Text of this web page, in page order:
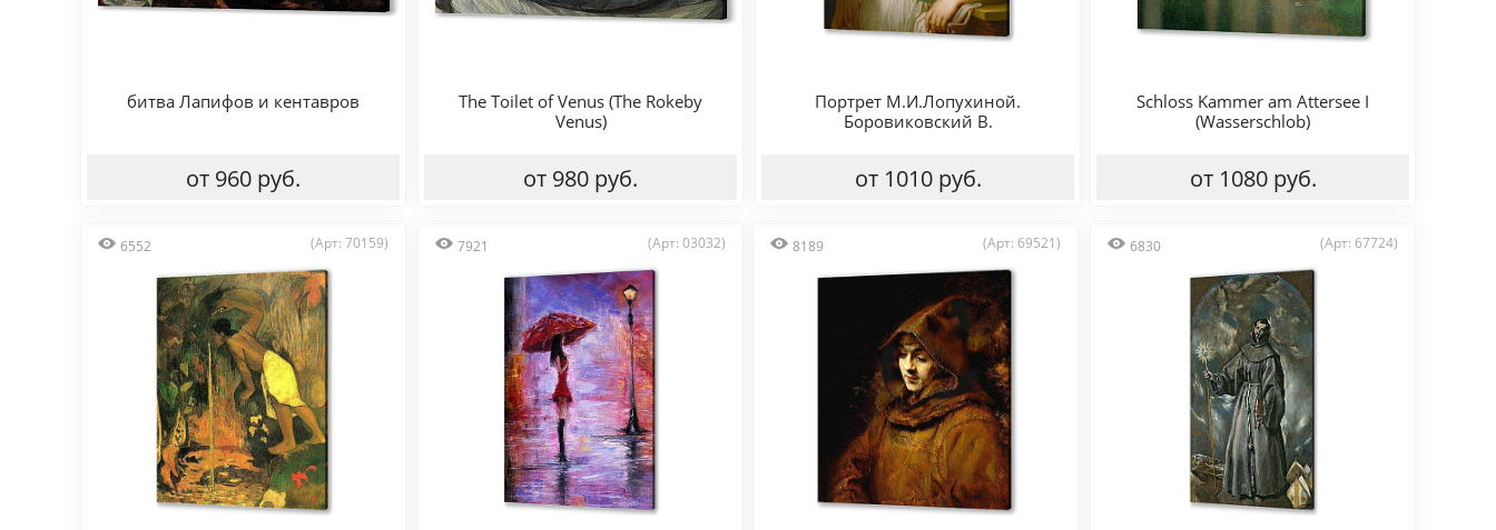
битва Лапифов и кентавров
от 960 руб.
The Toilet of Venus (The Rokeby
Venus)
от 980 руб.
Портрет М.И.Лопухиной.
Боровиковский В.
от 1010 руб.
Schloss Kammer am Attersee I
(Wasserschlob)
от 1080 руб.
6552 (Арт: 70159) 7921 (Арт: 03032) 8189 (Арт: 69521) 6830 (Арт: 67724)